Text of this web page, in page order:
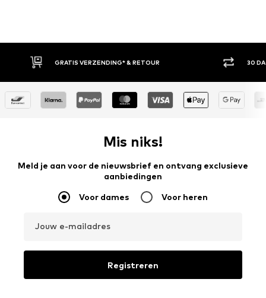
GRATIS VERZENDING* & RETOUR 30
Mis niks!
Meld je aan voor de nieuwsbrief en ontvang exclusieve
aanbiedingen
Voor dames Voor heren
Jouw e-mailadres
Registreren